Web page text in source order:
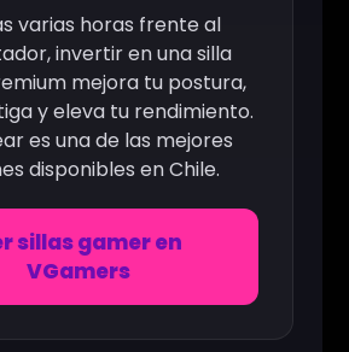
varias horas frente al
invertir en una silla
mejora tu postura,
y eleva tu rendimiento.
es una de las mejores
disponibles en Chile.
sillas gamer en
VGamers